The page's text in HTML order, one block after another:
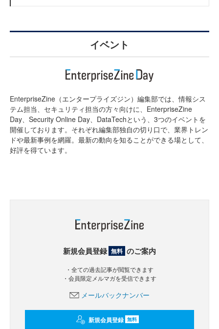
イベント
EnterpriseZine（エンタープライズジン）編集部では、情報シス
テム担当、セキュリティ担当の方々向けに、EnterpriseZine
Day、Security Online Day、DataTechという、3つのイベントを
開催しております。それぞれ編集部独自の切り口で、業界トレン
ドや最新事例を網羅。最新の動向を知ることができる場として、
好評を得ています。
新規会員登録 無料 のご案内
・全ての過去記事が閲覧できます
・会員限定メルマガを受信できます
メールバックナンバー
新規会員登録 無料